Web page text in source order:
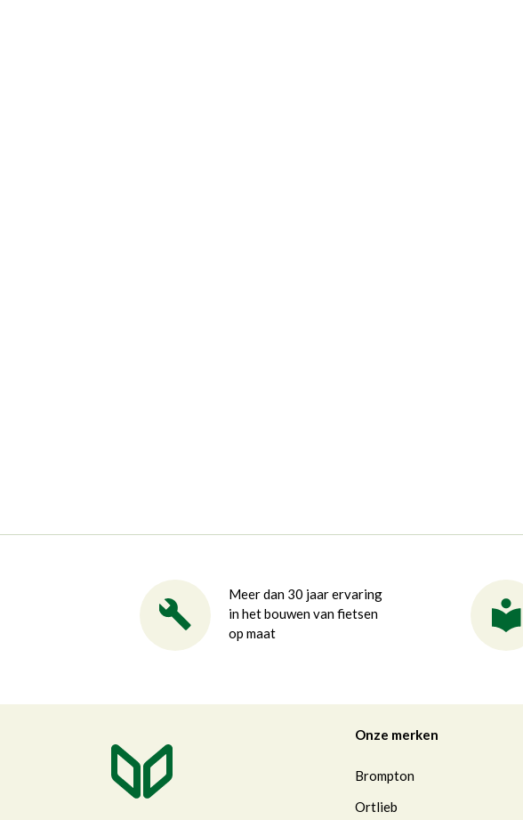
Meer dan 30 jaar ervaring
in het bouwen van fietsen
op maat
Onze merken
Brompton
Ortlieb